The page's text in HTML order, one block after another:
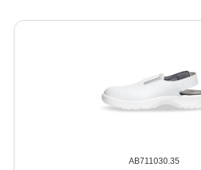
AB711030.35